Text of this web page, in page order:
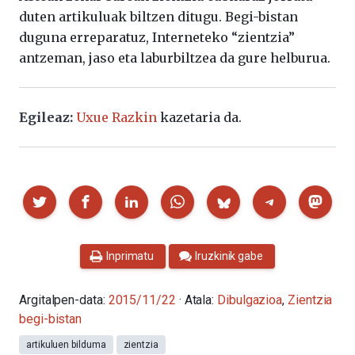
duten artikuluak biltzen ditugu. Begi-bistan
duguna erreparatuz, Interneteko “zientzia”
antzeman, jaso eta laburbiltzea da gure helburua.
Egileaz: Uxue Razkin kazetaria da.
Partekatu
Inprimatu Iruzkinik gabe
Argitalpen-data: 2015/11/22 · Atala: Dibulgazioa, Zientzia
begi-bistan
artikuluen bilduma zientzia